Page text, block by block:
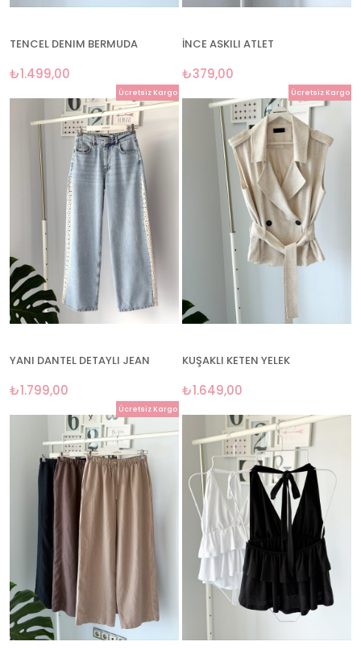
TENCEL DENIM BERMUDA
₺1.499,00
İNCE ASKILI ATLET
₺379,00
YANI DANTEL DETAYLI JEAN
₺1.799,00
Ücretsiz Kargo
KUŞAKLI KETEN YELEK
₺1.649,00
Ücretsiz Kargo
Ücretsiz Kargo